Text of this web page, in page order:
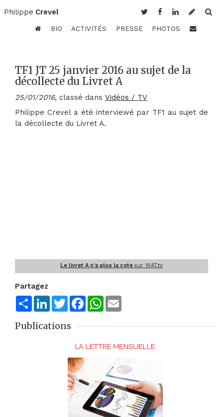
Philippe Crevel
BIO ACTIVITÉS PRESSE PHOTOS
TF1 JT 25 janvier 2016 au sujet de la
décollecte du Livret A
25/01/2016, classé dans Vidéos / TV
Philippe Crevel a été interviewé par TF1 au sujet de
la décollecte du Livret A.
Le livret A n’a plus la cote sur WAT.tv
Partagez
ShareLinkedInTwitterFacebookWhatsApp
Publications